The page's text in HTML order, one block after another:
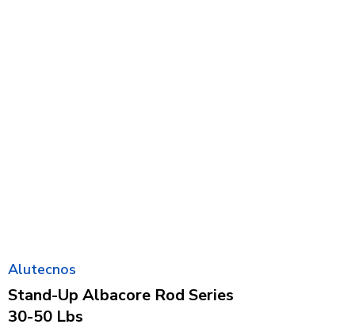
Alutecnos
Stand-Up Albacore Rod Series
30-50 Lbs